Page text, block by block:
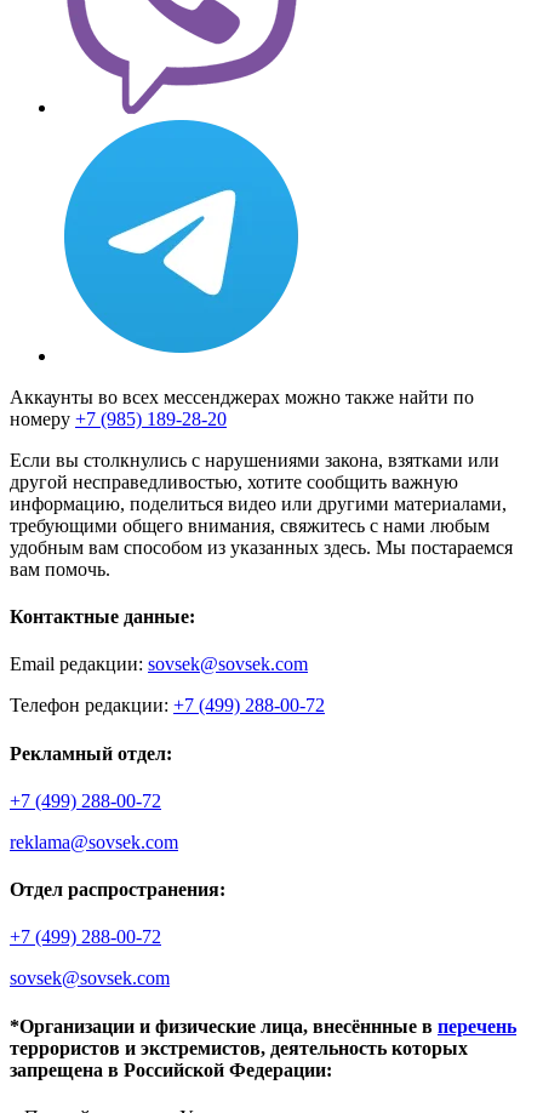
Аккаунты во всех мессенджерах можно также найти по
номеру +7 (985) 189-28-20
Если вы столкнулись с нарушениями закона, взятками или
другой несправедливостью, хотите сообщить важную
информацию, поделиться видео или другими материалами,
требующими общего внимания, свяжитесь с нами любым
удобным вам способом из указанных здесь. Мы постараемся
вам помочь.
Контактные данные:
Email редакции: sovsek@sovsek.com
Телефон редакции: +7 (499) 288-00-72
Рекламный отдел:
+7 (499) 288-00-72
reklama@sovsek.com
Отдел распространения:
+7 (499) 288-00-72
sovsek@sovsek.com
*Организации и физические лица, внесённные в перечень
террористов и экстремистов, деятельность которых
запрещена в Российской Федерации: